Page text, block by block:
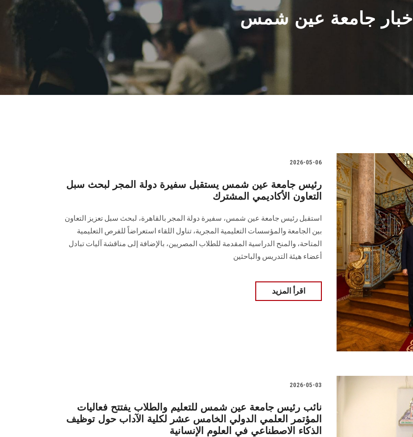
أخبار جامعة عين شمس
2026-05-06
رئيس جامعة عين شمس يستقبل سفيرة دولة المجر لبحث سبل
التعاون الأكاديمي المشترك
استقبل رئيس جامعة عين شمس، سفيرة دولة المجر بالقاهرة، لبحث سبل تعزيز التعاون
بين الجامعة والمؤسسات التعليمية المجرية، تناول اللقاء استعراضاً للفرص التعليمية
المتاحة، والمنح الدراسية المقدمة للطلاب المصريين، بالإضافة إلى مناقشة آليات تبادل
أعضاء هيئة التدريس والباحثين
اقرأ المزيد
2026-05-03
نائب رئيس جامعة عين شمس للتعليم والطلاب يفتتح فعاليات
المؤتمر العلمي الدولي الخامس عشر لكلية الآداب حول توظيف
الذكاء الاصطناعي في العلوم الإنسانية